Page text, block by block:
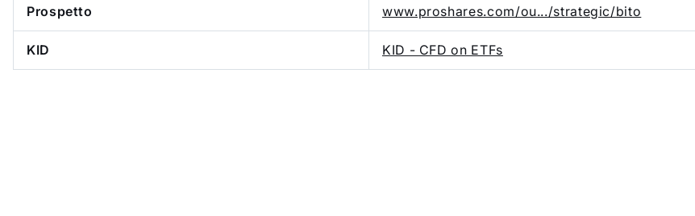
Prospetto www.proshares.com/ou.../strategic/bito
KID KID - CFD on ETFs